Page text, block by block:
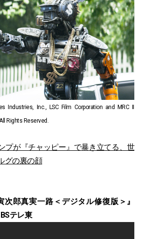
Industries, Inc., LSC Film Corporation and MRC II
Rights Reserved.
プが『チャッピー』で暴き立てる、世
グの裏の顔
次郎真実一路＜デジタル修復版＞』
テレ東